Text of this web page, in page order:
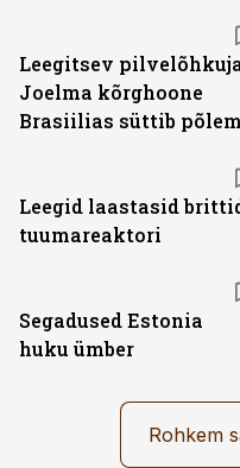
Leegitsev
Joelma kõrghoone
Brasiilias süttib
Leegid laastasid
tuumareaktori
Segadused Estonia
huku ümber
Rohkem